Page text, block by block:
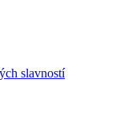
slavností